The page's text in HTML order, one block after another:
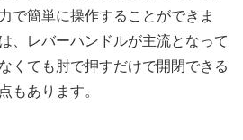
で簡単に操作することができま
、レバーハンドルが主流となって
くても肘で押すだけで開閉できる
もあります。